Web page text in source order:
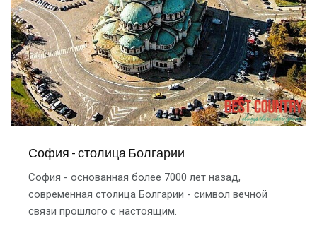
София - столица Болгарии
София - основанная более 7000 лет назад,
современная столица Болгарии - символ вечной
связи прошлого с настоящим.